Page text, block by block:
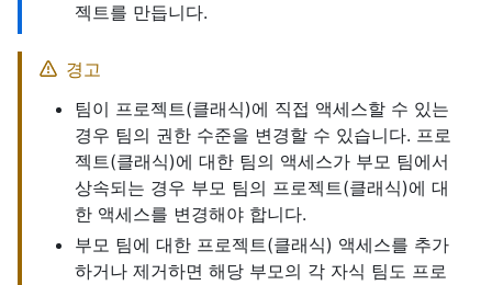
젝트를 만듭니다.
경고
팀이 프로젝트(클래식)에 직접 액세스할 수 있는
경우 팀의 권한 수준을 변경할 수 있습니다. 프로
젝트(클래식)에 대한 팀의 액세스가 부모 팀에서
상속되는 경우 부모 팀의 프로젝트(클래식)에 대
한 액세스를 변경해야 합니다.
부모 팀에 대한 프로젝트(클래식) 액세스를 추가
하거나 제거하면 해당 부모의 각 자식 팀도 프로